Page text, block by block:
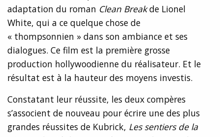
adaptation du roman Clean Breakde Lionel
White, qui a ce quelque chose de
« thompsonnien » dans son ambiance et ses
dialogues. Ce film est la première grosse
production hollywoodienne du réalisateur. Et le
résultat est à la hauteur des moyens investis.
Constatant leur réussite, les deux compères
s’associent de nouveau pour écrire une des plus
grandes réussites de Kubrick, Les sentiers de la